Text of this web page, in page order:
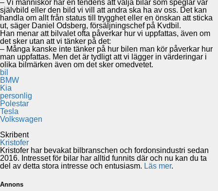
– Vi människor har en tendens att välja bilar som speglar vår
självbild eller den bild vi vill att andra ska ha av oss. Det kan
handla om allt från status till trygghet eller en önskan att sticka
ut, säger Daniel Odsberg, försäljningschef på Kvdbil.
Han menar att bilvalet ofta påverkar hur vi uppfattas, även om
det sker utan att vi tänker på det:
– Många kanske inte tänker på hur bilen man kör påverkar hur
man uppfattas. Men det är tydligt att vi lägger in värderingar i
olika bilmärken även om det sker omedvetet.
bil
BMW
Kia
personlig
Polestar
Tesla
Volkswagen
Skribent
Kristofer
Kristofer har bevakat bilbranschen och fordonsindustri sedan
2016. Intresset för bilar har alltid funnits där och nu kan du ta
del av detta stora intresse och entusiasm. Läs mer.
Annons